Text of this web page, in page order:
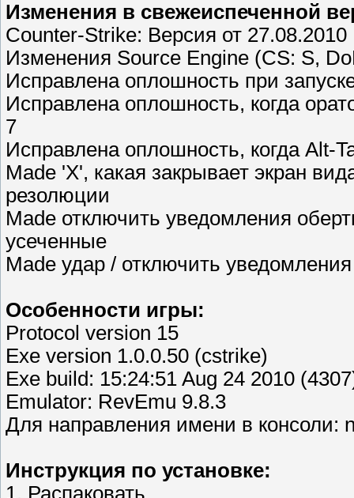
Изменения в свежеиспеченной
Counter-Strike: Версия от 27.08.2010
Изменения Source Engine (CS: S,
Исправлена оплошность при
Исправлена оплошность, когда
7
Исправлена оплошность, когда Alt-
Made 'X', какая закрывает экран
резолюции
Made отключить уведомления
усеченные
Made удар / отключить
Особенности игры:
Protocol version 15
Exe version 1.0.0.50 (cstrike)
Exe build: 15:24:51 Aug 24 2010
Emulator: RevEmu 9.8.3
Для направления имени в консоли:
Инструкция по установке:
1. Распаковать